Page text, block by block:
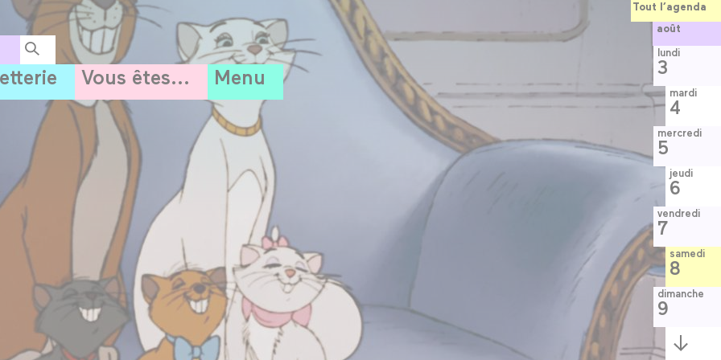
Vous êtes... Menu
Tout l’agenda
août
lundi
3
mardi
4
mercredi
5
jeudi
6
vendredi
7
samedi
8
dimanche
9
Semaine
suivante